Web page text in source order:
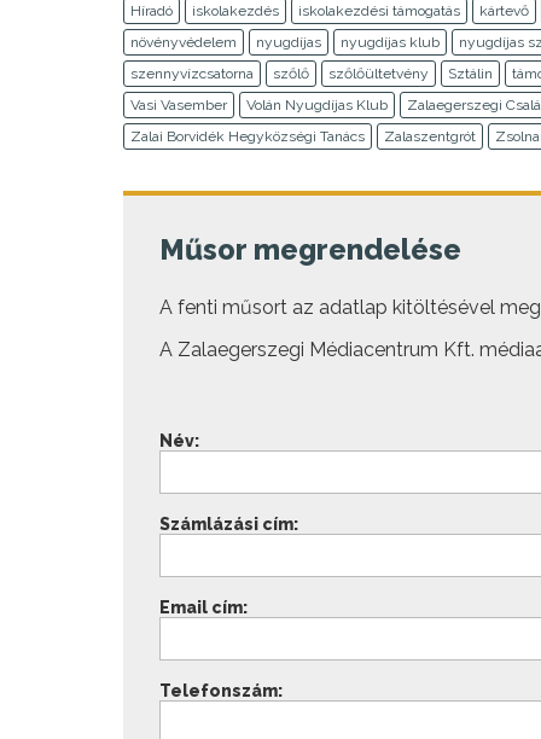
Híradó
iskolakezdés iskolakezdési támogatás kártevő
növényvédelem
nyugdíjas nyugdíjas klub nyugdíjas
szennyvízcsatorna
szőlő szőlőültetvény Sztálin
Vasi Vasember
Volán Nyugdíjas Klub Zalaegerszegi
Zalai Borvidék Hegyközségi Tanács
Zalaszentgrót
Műsor megrendelése
A fenti műsort az adatlap kitöltésével
A Zalaegerszegi Médiacentrum Kft.
Név:
Számlázási cím:
Email cím:
Telefonszám: